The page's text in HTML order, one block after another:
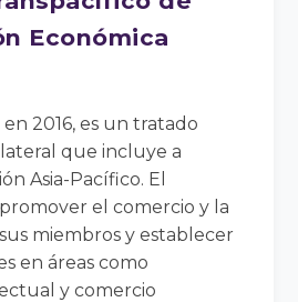
Económica
2016, es un tratado
que incluye a
Asia-Pacífico. El
el comercio y la
miembros y establecer
en áreas como
y comercio